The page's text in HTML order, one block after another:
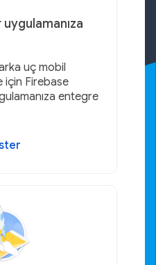
uç mobil
için Firebase
entegre